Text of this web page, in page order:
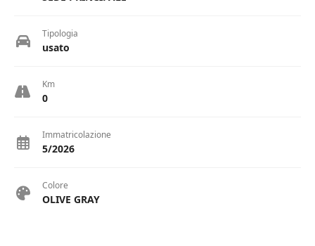
Tipologia
usato
Km
0
Immatricolazione
5/2026
Colore
OLIVE GRAY